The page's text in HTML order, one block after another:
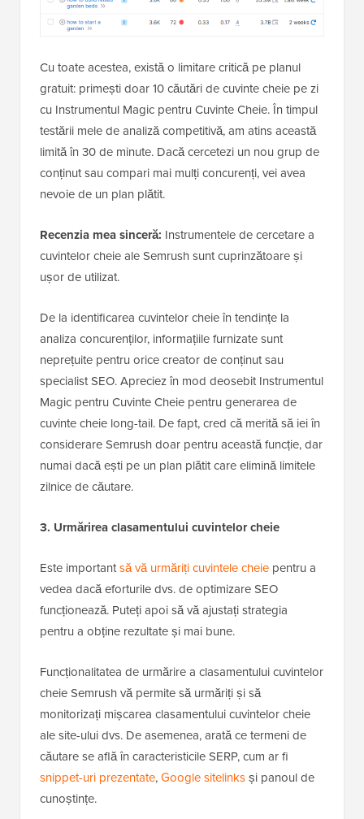
Cu toate acestea, există o limitare critică pe planul
gratuit: primești doar 10 căutări de cuvinte cheie pe zi
cu Instrumentul Magic pentru Cuvinte Cheie. În timpul
testării mele de analiză competitivă, am atins această
limită în 30 de minute. Dacă cercetezi un nou grup de
conținut sau compari mai mulți concurenți, vei avea
nevoie de un plan plătit.
Recenzia mea sinceră: Instrumentele de cercetare a
cuvintelor cheie ale Semrush sunt cuprinzătoare și
ușor de utilizat.
De la identificarea cuvintelor cheie în tendințe la
analiza concurenților, informațiile furnizate sunt
neprețuite pentru orice creator de conținut sau
specialist SEO. Apreciez în mod deosebit Instrumentul
Magic pentru Cuvinte Cheie pentru generarea de
cuvinte cheie long-tail. De fapt, cred că merită să iei în
considerare Semrush doar pentru această funcție, dar
numai dacă ești pe un plan plătit care elimină limitele
zilnice de căutare.
3. Urmărirea clasamentului cuvintelor cheie
Este importantsă vă urmăriți cuvintele cheie pentru a
vedea dacă eforturile dvs. de optimizare SEO
funcționează. Puteți apoi să vă ajustați strategia
pentru a obține rezultate și mai bune.
Funcționalitatea de urmărire a clasamentului cuvintelor
cheie Semrush vă permite să urmăriți și să
monitorizați mișcarea clasamentului cuvintelor cheie
ale site-ului dvs. De asemenea, arată ce termeni de
căutare se află în caracteristicile SERP, cum ar fi
snippet-uri prezentate,Google sitelinksși panoul de
cunoștințe.